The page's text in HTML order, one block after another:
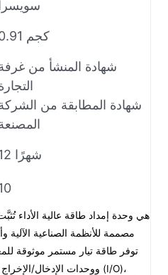
0.91 كجم
شهادة المنشأ من
شهادة المطابقة من
12 شهرًا
توفر طاقة تيار مستمر موثوقة